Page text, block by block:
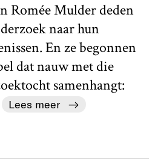
Romée Mulder deden
naar hun
En ze begonnen
dat nauw met die
samenhangt:
Lees meer